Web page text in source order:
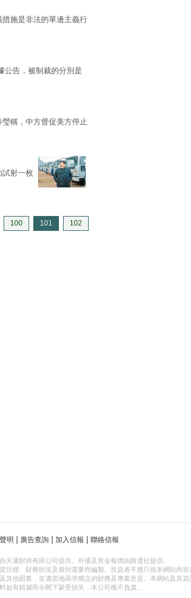
施是非法的單邊主義行
公告，被制裁的分別是
稱，中方督促美方停止
試射一枚
100 101 102
明 廣告查詢 加入信報 聯絡信報
滙財經有限公司提供。外滙及黃金報價由路透社提供。
標、財務狀況及個別需要而編製。投資者不應只按本網站內容
他因素，並適當地尋求獨立的財務及專業意見。本網站及其
有錯漏而令閣下蒙受損失，本公司概不負責。